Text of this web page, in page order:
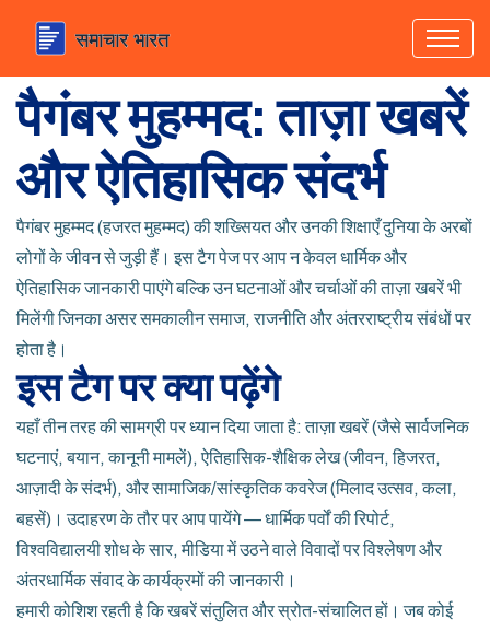
पैगंबर मुहम्मद: ताज़ा खबरें
और ऐतिहासिक संदर्भ
पैगंबर मुहम्मद (हजरत मुहम्मद) की शख्सियत और उनकी शिक्षाएँ दुनिया के अरबों
लोगों के जीवन से जुड़ी हैं। इस टैग पेज पर आप न केवल धार्मिक और
ऐतिहासिक जानकारी पाएंगे बल्कि उन घटनाओं और चर्चाओं की ताज़ा खबरें भी
मिलेंगी जिनका असर समकालीन समाज, राजनीति और अंतरराष्ट्रीय संबंधों पर
होता है।
इस टैग पर क्या पढ़ेंगे
यहाँ तीन तरह की सामग्री पर ध्यान दिया जाता है: ताज़ा खबरें (जैसे सार्वजनिक
घटनाएं, बयान, कानूनी मामलें), ऐतिहासिक-शैक्षिक लेख (जीवन, हिजरत,
आज़ादी के संदर्भ), और सामाजिक/सांस्कृतिक कवरेज (मिलाद उत्सव, कला,
बहसें)। उदाहरण के तौर पर आप पायेंगे — धार्मिक पर्वों की रिपोर्ट,
विश्वविद्यालयी शोध के सार, मीडिया में उठने वाले विवादों पर विश्लेषण और
अंतरधार्मिक संवाद के कार्यक्रमों की जानकारी।
हमारी कोशिश रहती है कि खबरें संतुलित और स्रोत-संचालित हों। जब कोई